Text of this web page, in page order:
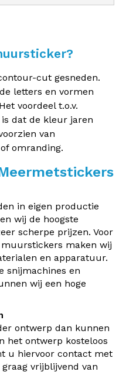
cut gesneden.
letters en vormen
voordeel t.o.v.
dat de kleur jaren
van
omranding.
in eigen productie
wij de hoogste
scherpe prijzen. Voor
maken wij
en apparatuur.
snijmachines en
wij een hoge
ontwerp dan kunnen
het ontwerp kosteloos
u hiervoor contact met
vrijblijvend van